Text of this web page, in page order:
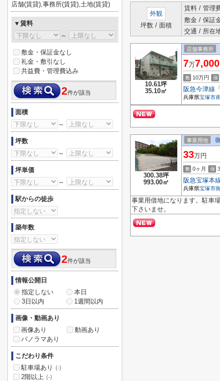
外観
坪数 / 面積
賃料 / 管理
敷金 / 保証
交通 / 所在
10.61坪
35.10㎡
店舗事務所
7万7,000
敷 10万円 保
阪急今津線
兵庫県宝塚市
300.38坪
993.00㎡
事業用地
33万円
敷 0ヶ月 保
阪急宝塚本
兵庫県宝塚市
事業用借地になります。駐車
下さいませ。
店舗(賃貸),事務所(賃貸),土地(賃貸)
▼賃料
～
敷金・保証金なし
礼金・敷引なし
共益費・管理費込み
2件が該当
面積
～
坪数
～
坪単価
～
駅からの徒歩
築年数
2件が該当
情報公開日
指定しない
本日
3日以内
1週間以内
画像・動画あり
画像あり
動画あり
パノラマあり
こだわり条件
駐車場あり
(-)
2階以上 (-)